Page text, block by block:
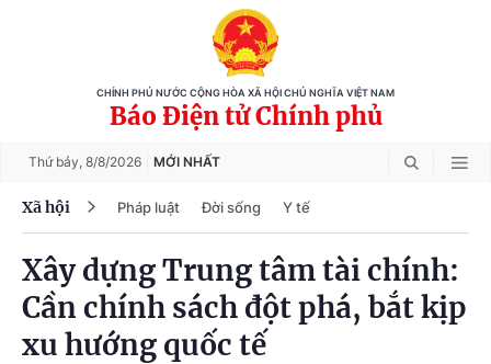
CHÍNH PHỦ NƯỚC CỘNG HÒA XÃ HỘI CHỦ NGHĨA VIỆT NAM
Báo Điện tử Chính phủ
Thứ bảy, 8/8/2026 MỚI NHẤT
Xã hội Pháp luật Đời sống Y tế
Xây dựng Trung tâm tài chính:
Cần chính sách đột phá, bắt kịp
xu hướng quốc tế